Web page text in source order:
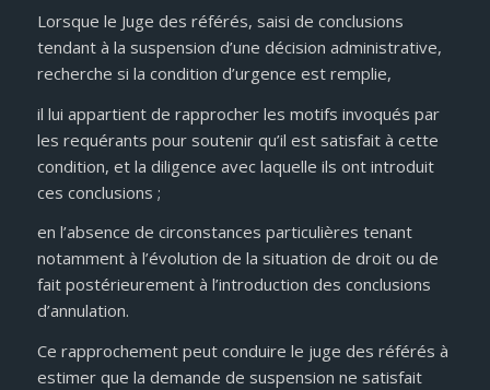
Lorsque le Juge des référés, saisi de conclusions
tendant à la suspension d’une décision administrative,
recherche si la condition d’urgence est remplie,
il lui appartient de rapprocher les motifs invoqués par
les requérants pour soutenir qu’il est satisfait à cette
condition, et la diligence avec laquelle ils ont introduit
ces conclusions ;
en l’absence de circonstances particulières tenant
notamment à l’évolution de la situation de droit ou de
fait postérieurement à l’introduction des conclusions
d’annulation.
Ce rapprochement peut conduire le juge des référés à
estimer que la demande de suspension ne satisfait